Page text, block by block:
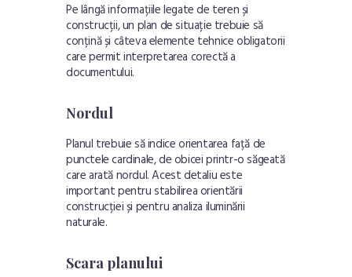
Pe lângă informațiile legate de teren și
construcții, un plan de situație trebuie să
conțină și câteva elemente tehnice obligatorii
care permit interpretarea corectă a
documentului.
Nordul
Planul trebuie să indice orientarea față de
punctele cardinale, de obicei printr-o săgeată
care arată nordul. Acest detaliu este
important pentru stabilirea orientării
construcției și pentru analiza iluminării
naturale.
Scara planului